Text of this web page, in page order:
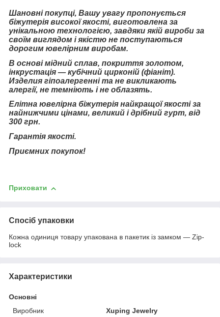
Шановні покупці, Вашу увагу пропонується
біжутерія високої якості, виготовлена за
унікальною технологією, завдяки якій вироби за
своїм виглядом і якістю не поступаються
дорогим ювелірним виробам.
В основі мідний сплав, покриття золотом,
інкрустація — кубічний цирконій (фіаніт).
Изделия гіпоалергенні та не викликають
алергії, не темніють і не облазять.
Елітна ювелірна біжутерія найкращої якості за
найнижчими цінами, великий і дрібний гурт, від
300 грн.
Гарантія якості.
Приємних покупок!
Приховати
Спосіб упаковки
Кожна одиниця товару упакована в пакетик із замком — Zip-
lock
Характеристики
Основні
Виробник
Xuping Jewelry